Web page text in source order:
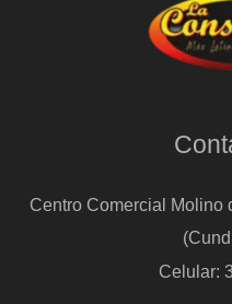
Centro Comercial Molino
Celular: